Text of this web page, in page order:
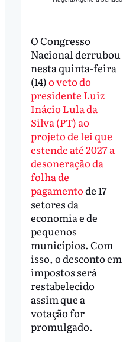
O Congresso
Nacional derrubou
nesta quinta-feira
(14)o veto do
presidente Luiz
Inácio Lula da
Silva (PT) ao
projeto de lei que
estende até 2027 a
desoneração da
folha de
pagamentode 17
setores da
economia e de
pequenos
municípios. Com
isso, o desconto em
impostos será
restabelecido
assim que a
votação for
promulgado.